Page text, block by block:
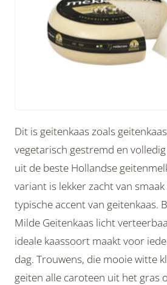
Dit is geitenkaas zoals
vegetarisch gestremd en
uit de beste Hollandse
variant is lekker zacht van
typische accent van geitenkaas.
Milde Geitenkaas licht
ideale kaassoort maakt voor
dag. Trouwens, die mooie witte
geiten alle caroteen uit het gras